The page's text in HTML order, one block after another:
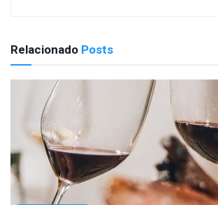
Relacionado Posts